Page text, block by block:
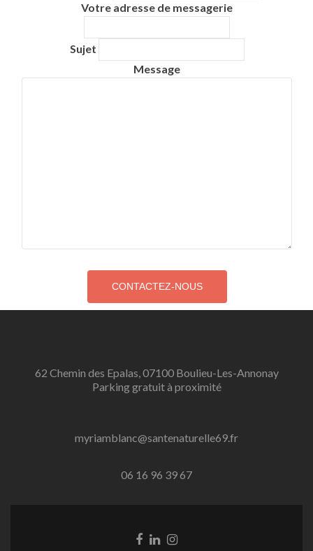
Votre adresse de messagerie
Sujet
Message
62 Chemin des Epalas, 07100 Boulieu-Les-Annonay
Parking gratuit à proximité
myriamblanc@santenaturelle69.fr
06 16 96 39 67
LienLienLien